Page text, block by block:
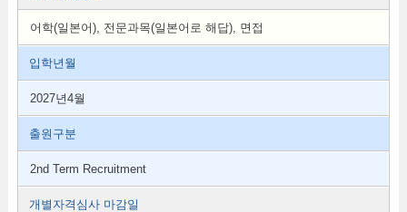
어학(일본어), 전문과목(일본어로 해답), 면접
입학년월
2027년4월
출원구분
2nd Term Recruitment
개별자격심사 마감일